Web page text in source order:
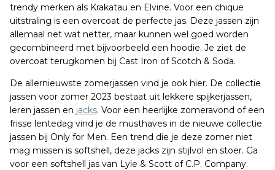
trendy merken als Krakatau en Elvine. Voor een chique
uitstraling is een overcoat de perfecte jas. Deze jassen zijn
allemaal net wat netter, maar kunnen wel goed worden
gecombineerd met bijvoorbeeld een hoodie. Je ziet de
overcoat terugkomen bij Cast Iron of Scotch & Soda.
De allernieuwste zomerjassen vind je ook hier. De collectie
jassen voor zomer 2023 bestaat uit lekkere spijkerjassen,
leren jassen en jacks. Voor een heerlijke zomeravond of een
frisse lentedag vind je de musthaves in de nieuwe collectie
jassen bij Only for Men. Een trend die je deze zomer niet
mag missen is softshell, deze jacks zijn stijlvol en stoer. Ga
voor een softshell jas van Lyle & Scott of C.P. Company.